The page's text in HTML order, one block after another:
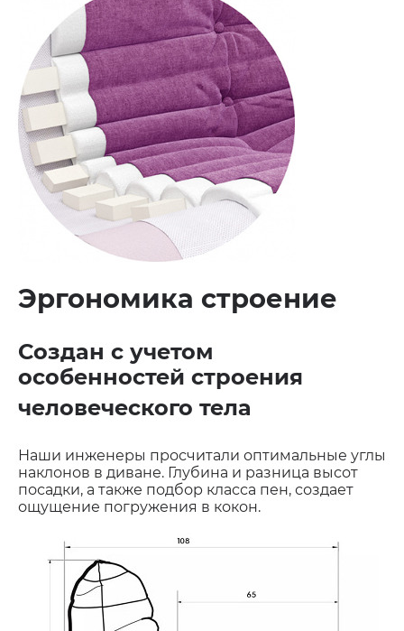
Эргономика строение
Создан с учетом
особенностей строения
человеческого тела
Наши инженеры просчитали оптимальные углы
наклонов в диване. Глубина и разница высот
посадки, а также подбор класса пен, создает
ощущение погружения в кокон.